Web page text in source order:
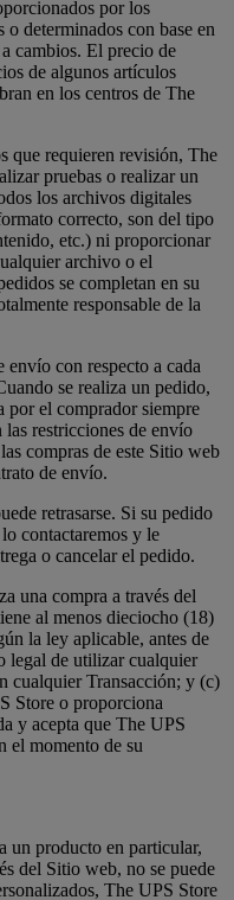
por los
determinados con base en
cambios. El precio de
de algunos artículos
en los centros de The
que requieren revisión, The
pruebas o realizar un
los archivos digitales
correcto, son del tipo
etc.) ni proporcionar
archivo o el
se completan en su
responsable de la
envío con respecto a cada
se realiza un pedido,
por el comprador siempre
restricciones de envío
compras de este Sitio web
de envío.
retrasarse. Si su pedido
contactaremos y le
o cancelar el pedido.
una compra a través del
al menos dieciocho (18)
la ley aplicable, antes de
legal de utilizar cualquier
cualquier Transacción; y (c)
Store o proporciona
y acepta que The UPS
el momento de su
un producto en particular,
del Sitio web, no se puede
The UPS Store